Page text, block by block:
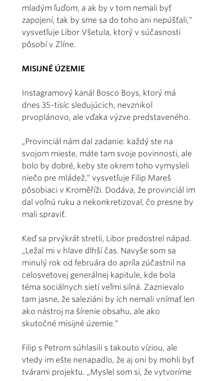
mladým ľuďom, a ak by v tom nemali byť
zapojení, tak by sme sa do toho ani nepúšťali,“
vysvetľuje Libor Všetula, ktorý v súčasnosti
pôsobí v Zlíne.
MISIJNÉ ÚZEMIE
Instagramový kanál Bosco Boys, ktorý má
dnes 35-tisíc sledujúcich, nevznikol
prvoplánovo, ale vďaka výzve predstaveného.
„Provinciál nám dal zadanie: každý ste na
svojom mieste, máte tam svoje povinnosti, ale
bolo by dobré, keby ste okrem toho vymysleli
niečo pre mládež,“ vysvetľuje Filip Mareš
pôsobiaci v Kroměříži. Dodáva, že provinciál im
dal voľnú ruku a nekonkretizoval, čo presne by
mali spraviť.
Keď sa prvýkrát stretli, Libor predostrel nápad.
„Ležal mi v hlave dlhší čas. Navyše som sa
minulý rok od februára do apríla zúčastnil na
celosvetovej generálnej kapitule, kde bola
téma sociálnych sietí veľmi silná. Zaznievalo
tam jasne, že saleziáni by ich nemali vnímať len
ako nástroj na šírenie obsahu, ale ako
skutočné misijné územie.“
Filip s Petrom súhlasili s takouto víziou, ale
vtedy im ešte nenapadlo, že aj oni by mohli byť
tvárami projektu. „Myslel som si, že vytvoríme